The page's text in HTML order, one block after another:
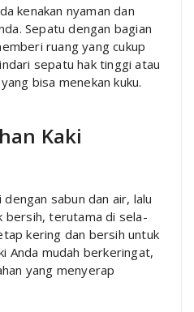
kenakan nyaman dan
Sepatu dengan bagian
ruang yang cukup
sepatu hak tinggi atau
bisa menekan kuku.
Kaki
sabun dan air, lalu
bersih, terutama di sela-
kering dan bersih untuk
Anda mudah berkeringat,
yang menyerap